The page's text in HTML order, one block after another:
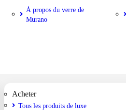
À propos du verre de
Murano
Acheter
Tous les produits de luxe